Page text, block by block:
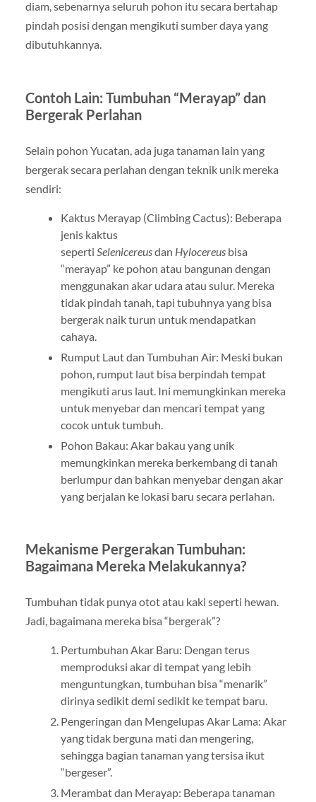
diam, sebenarnya seluruh pohon itu secara bertahap
pindah posisi dengan mengikuti sumber daya yang
dibutuhkannya.
Contoh Lain: Tumbuhan “Merayap” dan
Bergerak Perlahan
Selain pohon Yucatan, ada juga tanaman lain yang
bergerak secara perlahan dengan teknik unik mereka
sendiri:
Kaktus Merayap (Climbing Cactus): Beberapa
jenis kaktus
seperti Selenicereusdan Hylocereusbisa
“merayap” ke pohon atau bangunan dengan
menggunakan akar udara atau sulur. Mereka
tidak pindah tanah, tapi tubuhnya yang bisa
bergerak naik turun untuk mendapatkan
cahaya.
Rumput Laut dan Tumbuhan Air: Meski bukan
pohon, rumput laut bisa berpindah tempat
mengikuti arus laut. Ini memungkinkan mereka
untuk menyebar dan mencari tempat yang
cocok untuk tumbuh.
Pohon Bakau: Akar bakau yang unik
memungkinkan mereka berkembang di tanah
berlumpur dan bahkan menyebar dengan akar
yang berjalan ke lokasi baru secara perlahan.
Mekanisme Pergerakan Tumbuhan:
Bagaimana Mereka Melakukannya?
Tumbuhan tidak punya otot atau kaki seperti hewan.
Jadi, bagaimana mereka bisa “bergerak”?
Pertumbuhan Akar Baru: Dengan terus
memproduksi akar di tempat yang lebih
menguntungkan, tumbuhan bisa “menarik”
dirinya sedikit demi sedikit ke tempat baru.
Pengeringan dan Mengelupas Akar Lama: Akar
yang tidak berguna mati dan mengering,
sehingga bagian tanaman yang tersisa ikut
“bergeser”.
Merambat dan Merayap: Beberapa tanaman